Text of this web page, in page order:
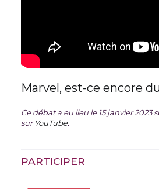
Marvel, est-ce encore
Ce débat a eu lieu le 15 janvier 2023
surYouTube.
PARTICIPER